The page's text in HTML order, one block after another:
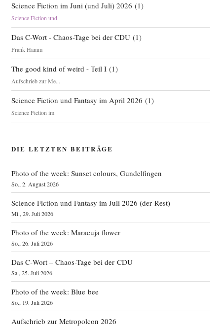
Science Fiction im Juni (und Juli) 2026 (1)
Science Fiction und
Das C-Wort - Chaos-Tage bei der CDU(1)
Frank Hamm
The good kind of weird - Teil I(1)
Aufschrieb zur Me...
Science Fiction und Fantasy im April 2026 (1)
Science Fiction im
DIE LETZTEN BEITRÄGE
Photo of the week: Sunset colours, Gundelfingen
So., 2. August 2026
Science Fiction und Fantasy im Juli 2026 (der Rest)
Mi., 29. Juli 2026
Photo of the week: Maracuja flower
So., 26. Juli 2026
Das C‑Wort – Chaos-Tage bei der CDU
Sa., 25. Juli 2026
Photo of the week: Blue bee
So., 19. Juli 2026
Aufschrieb zur Metropolcon 2026